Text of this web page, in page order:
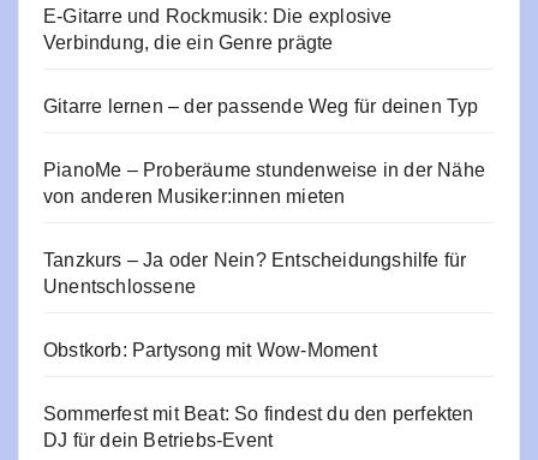
E‑Gitarre und Rockmusik: Die explosive
Verbindung, die ein Genre prägte
Gitarre lernen – der passende Weg für deinen Typ
PianoMe – Proberäume stundenweise in der Nähe
von anderen Musiker:innen mieten
Tanzkurs – Ja oder Nein? Entscheidungshilfe für
Unentschlossene
Obstkorb: Partysong mit Wow-Moment
Sommerfest mit Beat: So findest du den perfekten
DJ für dein Betriebs-Event